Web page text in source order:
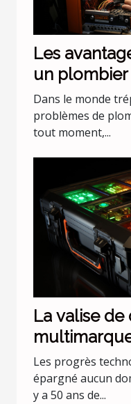
Les
un
pour les
Dans le monde
problèmes de
tout moment,...
La valise
évolue !
Les progrès
épargné aucun
y a 50 ans de...